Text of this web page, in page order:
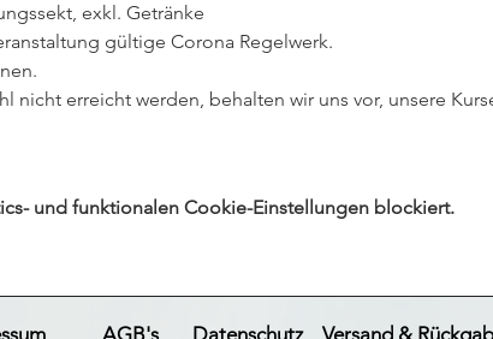
exkl. Getränke
gültige Corona Regelwerk.
nicht erreicht werden, behalten wir uns vor, unsere
und funktionalen Cookie-Einstellungen blockiert.
AGB's Datenschutz Versand &